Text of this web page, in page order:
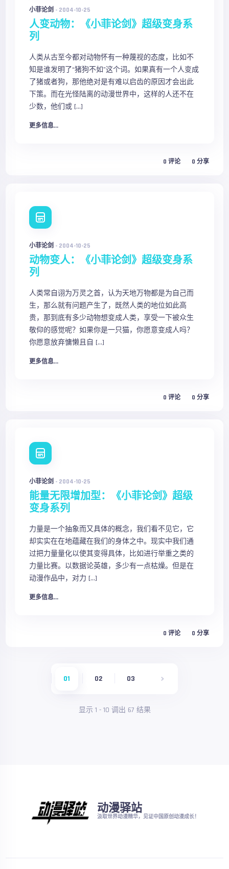
小菲论剑- 2004-10-25
人变动物：《小菲论剑》超级变身系
列
人类从古至今都对动物怀有一种蔑视的态度，比如不
知是谁发明了“猪狗不如”这个词。如果真有一个人变成
了猪或者狗，那他绝对是有难以启齿的原因才会出此
下策。而在光怪陆离的动漫世界中，这样的人还不在
少数，他们或 […]
更多信息...
0 评论 0 分享
小菲论剑- 2004-10-25
动物变人：《小菲论剑》超级变身系
列
人类常自诩为万灵之首，认为天地万物都是为自己而
生，那么就有问题产生了，既然人类的地位如此高
贵，那到底有多少动物想变成人类，享受一下被众生
敬仰的感觉呢？如果你是一只猫，你愿意变成人吗？
你愿意放弃慵懒且自 […]
更多信息...
0 评论 0 分享
小菲论剑- 2004-10-25
能量无限增加型：《小菲论剑》超级
变身系列
力量是一个抽象而又具体的概念，我们看不见它，它
却实实在在地蕴藏在我们的身体之中。现实中我们通
过把力量量化以使其变得具体，比如进行举重之类的
力量比赛。以数据论英雄，多少有一点枯燥。但是在
动漫作品中，对力 […]
更多信息...
0 评论 0 分享
01 02 03
显示 1 - 10 调出 67 结果
动漫驿站
汲取世界动漫精华，见证中国原创动漫成长！